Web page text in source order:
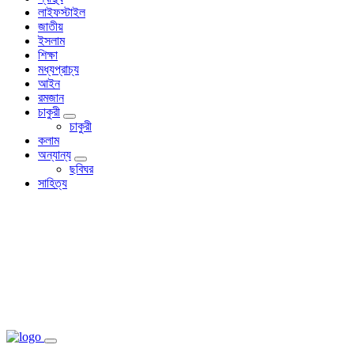
লাইফস্টাইল
জাতীয়
ইসলাম
শিক্ষা
মধ্যপ্রাচ্য
আইন
রমজান
চাকুরী
চাকুরী
কলাম
অন্যান্য
ছবিঘর
সাহিত্য